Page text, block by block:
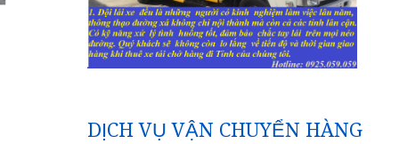
DỊCH VỤ VẬN CHUYỂN HÀNG